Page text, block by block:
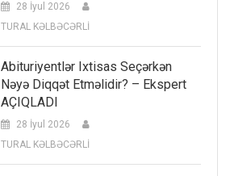
28 İyul 2026
TURAL KƏLBƏCƏRLİ
Abituriyentlər Ixtisas Seçərkən
Nəyə Diqqət Etməlidir? – Ekspert
AÇIQLADI
28 İyul 2026
TURAL KƏLBƏCƏRLİ